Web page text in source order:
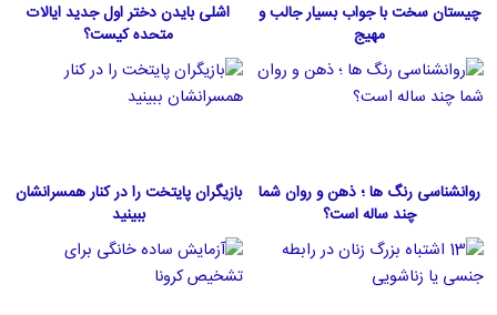
چیستان سخت با جواب بسیار جالب و
مهیج
اشلی بایدن دختر اول جدید ایالات
متحده كيست؟
روانشناسی رنگ ها ؛ ذهن و روان شما
چند ساله است؟
بازیگران پایتخت را در کنار همسرانشان
ببینید